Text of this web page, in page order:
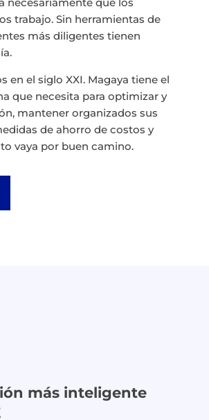
trabajo. Sin herramientas de
más diligentes tienen
en el siglo XXI. Magaya tiene el
que necesita para optimizar y
mantener organizados sus
de ahorro de costos y
vaya por buen camino.
más inteligente